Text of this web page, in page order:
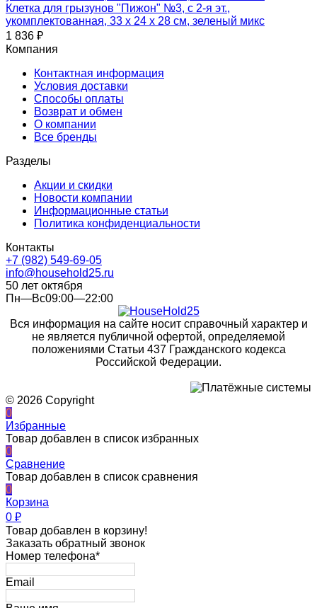
Клетка для грызунов "Пижон" №3, с 2-я эт.,
укомплектованная, 33 х 24 х 28 см, зеленый микс
1 836 ₽
Компания
Контактная информация
Условия доставки
Способы оплаты
Возврат и обмен
О компании
Все бренды
Разделы
Акции и скидки
Новости компании
Информационные статьи
Политика конфиденциальности
Контакты
+7 (982) 549-69-05
info@household25.ru
50 лет октября
Пн—Вс09:00—22:00
Вся информация на сайте носит справочный характер и
не является публичной офертой, определяемой
положениями Статьи 437 Гражданского кодекса
Российской Федерации.
© 2026 Copyright
0
Избранные
Товар добавлен в список избранных
0
Сравнение
Товар добавлен в список сравнения
0
Корзина
0 ₽
Товар добавлен в корзину!
Заказать обратный звонок
Номер телефона*
Email